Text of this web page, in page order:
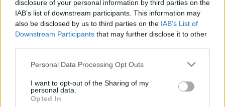
disclosure of your personal information by third parties on the
IAB’s list of downstream participants. This information may
also be disclosed by us to third parties on the IAB’s List of
Downstream Participants that may further disclose it to other
Please note that this website/app uses one or more Google
not limited to your visit or usage behaviour. You may click to
grant or deny consent to Google and its third-party tags to
use your data for below specified purposes in below Google
Personal Data Processing Opt Outs
I want to opt-out of the Sharing of my
personal data.
Opted In
Kompresszorok működése
Péter alkatrészes•2020. október 13.
A dugattyús kompresszorok működése A levegő
összesűrítése a berendezés esetében egy vagy két
dugattyúval történik. A dugattyú és a henger
súrlódása által termelődött hő lehűtését, ill. a fém
alkatrészek kenését speciális kompresszor olaj
biztosítja. A közvetlen meghajtású